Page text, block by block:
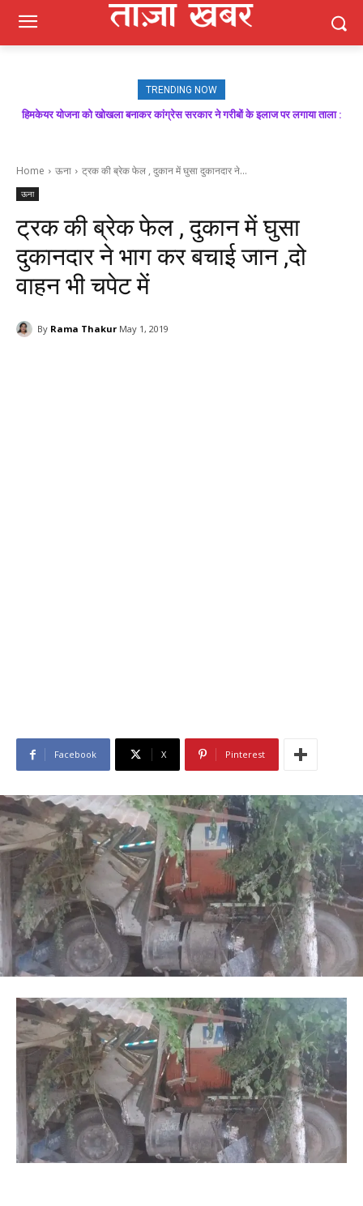
TRENDING NOW
हिमकेयर योजना को खोखला बनाकर कांग्रेस सरकार ने गरीबों के इलाज पर लगाया ताला :
मजबूत बूथ ही भाजपा की जीत की गारंटी, आगामी विधानसभा चुनाव में बूथ प्रबंधन निभाएगा
Home ऊना ट्रक की ब्रेक फेल , दुकान में घुसा दुकानदार ने...
ऊना
ट्रक की ब्रेक फेल , दुकान में घुसा
दुकानदार ने भाग कर बचाई जान ,दो
वाहन भी चपेट में
By Rama Thakur May 1, 2019
Facebook X Pinterest